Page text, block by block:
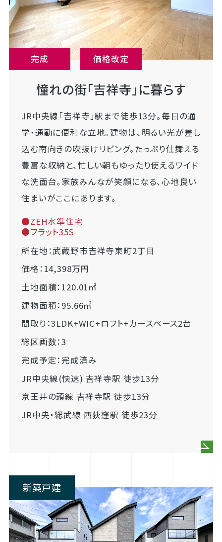
完成 価格改定
憧れの街「吉祥寺」に暮らす
JR中央線「吉祥寺」駅まで徒歩13分。毎日の通
学・通勤に便利な立地。建物は、明るい光が差し
込む南向きの吹抜けリビング。たっぷり仕舞える
豊富な収納と、忙しい朝もゆったり使えるワイド
な洗面台。家族みんなが笑顔になる、心地良い
住まいがここにあります。
●ZEH水準住宅
●フラット35S
所在地：武蔵野市吉祥寺東町2丁目
価格：14,398万円
土地面積：120.01㎡
建物面積：95.66㎡
間取り：3LDK+WIC+ロフト+カースペース2台
総区画数：3
完成予定：完成済み
JR中央線(快速) 吉祥寺駅 徒歩13分
京王井の頭線 吉祥寺駅 徒歩13分
JR中央・総武線 西荻窪駅 徒歩23分
新築戸建